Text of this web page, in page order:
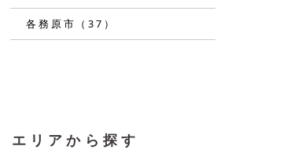
各務原市（37）
エリアから探す